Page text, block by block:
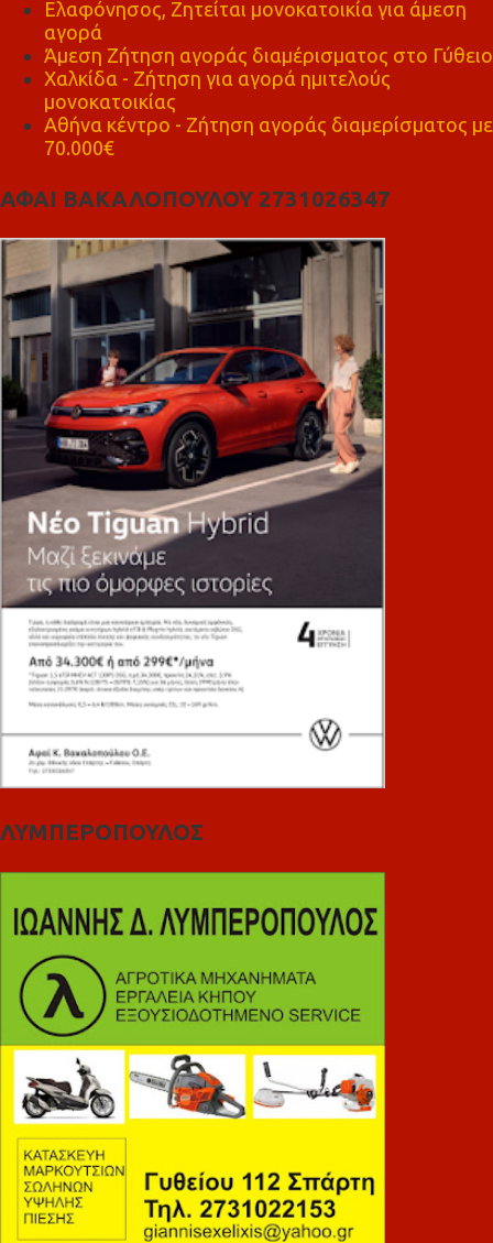
Ελαφόνησος, Ζητείται μονοκατοικία για άμεση
αγορά
Άμεση Ζήτηση αγοράς διαμέρισματος στο Γύθειο
Χαλκίδα - Ζήτηση για αγορά ημιτελούς
μονοκατοικίας
Αθήνα κέντρο - Ζήτηση αγοράς διαμερίσματος με
70.000€
ΑΦΑΙ ΒΑΚΑΛΟΠΟΥΛΟΥ 2731026347
ΛΥΜΠΕΡΟΠΟΥΛΟΣ